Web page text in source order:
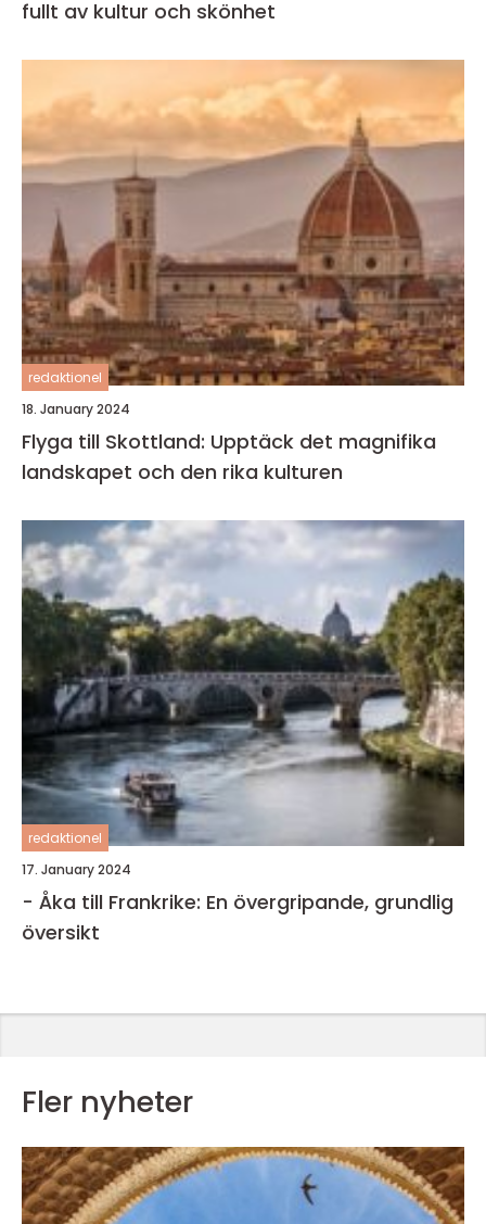
fullt av kultur och skönhet
redaktionel
18. January 2024
Flyga till Skottland: Upptäck det magnifika
landskapet och den rika kulturen
redaktionel
17. January 2024
- Åka till Frankrike: En övergripande, grundlig
översikt
Fler nyheter